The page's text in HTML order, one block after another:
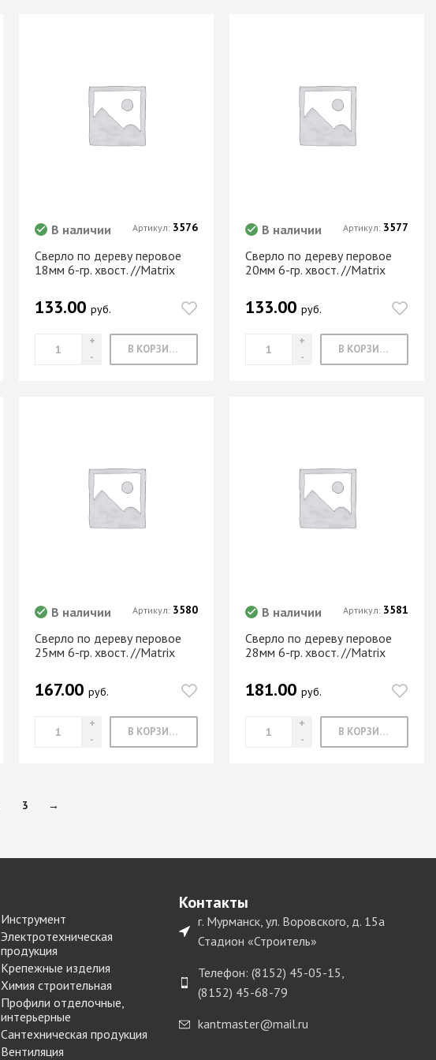
Сверло по дереву перовое
18мм 6-гр. хвост. //Matrix
В наличии
133.00руб.
В КОРЗИНУ
Артикул: 3576
Сверло по дереву перовое
20мм 6-гр. хвост. //Matrix
В наличии
133.00руб.
В КОРЗИНУ
Артикул: 3577
Сверло по дереву перовое
25мм 6-гр. хвост. //Matrix
В наличии
167.00руб.
В КОРЗИНУ
Артикул: 3580
Сверло по дереву перовое
28мм 6-гр. хвост. //Matrix
В наличии
181.00руб.
В КОРЗИНУ
Артикул: 3581
3 →
Инструмент
Электротехническая
продукция
Крепежные изделия
Химия строительная
Профили отделочные,
интерьерные
Сантехническая продукция
Вентиляция
Контакты
г. Мурманск, ул. Воровского, д. 15а
Стадион «Строитель»
Телефон: (8152) 45-05-15,
(8152) 45-68-79
kantmaster@mail.ru